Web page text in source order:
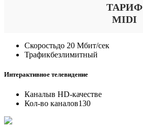
ТАРИФ
MIDI
Скоростьдо 20 Мбит/сек
Трафикбезлимитный
Интерактивное телевидение
Каналыв HD-качестве
Кол-во каналов130